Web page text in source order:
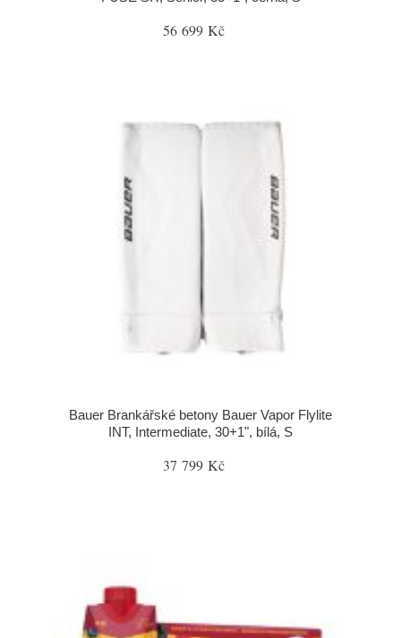
56 699 Kč
Bauer Brankářské betony Bauer Vapor Flylite
INT, Intermediate, 30+1", bílá, S
37 799 Kč